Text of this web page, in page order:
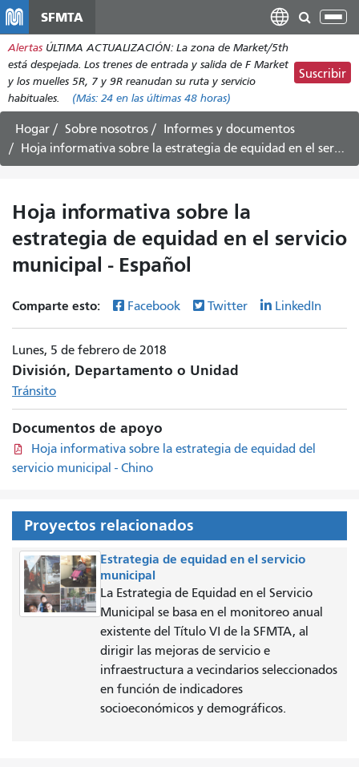
contenido
principal
SFMTA
Alertas ÚLTIMA ACTUALIZACIÓN: La zona de Market/5th
está despejada. Los trenes de entrada y salida de F Market
y los muelles 5R, 7 y 9R reanudan su ruta y servicio
habituales.
(Más: 24 en las últimas 48 horas)
Suscribir
Hogar Sobre nosotros
Informes y documentos
Hoja informativa sobre la estrategia de equidad en el servicio municipal - Español
Hoja informativa sobre la
estrategia de equidad en el servicio
municipal - Español
Comparte esto: Facebook Twitter LinkedIn
Lunes, 5 de febrero de 2018
División, Departamento o Unidad
Tránsito
Documentos de apoyo
Hoja informativa sobre la estrategia de equidad del
servicio municipal - Chino
Proyectos relacionados
Estrategia de equidad en el servicio
municipal
La Estrategia de Equidad en el Servicio
Municipal se basa en el monitoreo anual
existente del Título VI de la SFMTA, al
dirigir las mejoras de servicio e
infraestructura a vecindarios seleccionados
en función de indicadores
socioeconómicos y demográficos.